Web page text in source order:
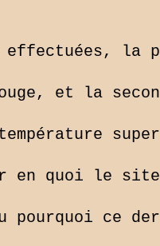
effectuées,
et la
en quoi le
ce